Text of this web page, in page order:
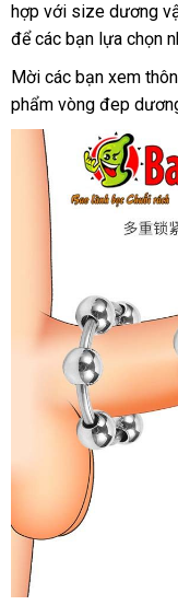
hợp danh
sách
với size dương
lớn
đểlừa
đảo
các bạn lựa chọn
Mời báo
giá
các bạn xem
phẩm vòng đep